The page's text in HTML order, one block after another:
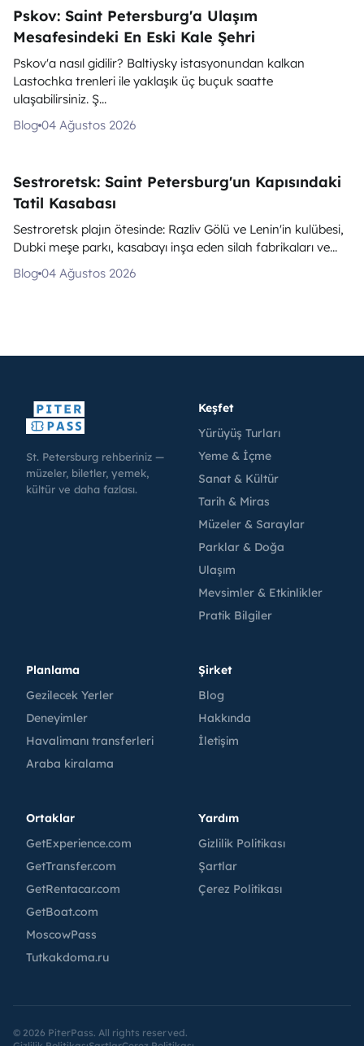
Pskov: Saint Petersburg'a Ulaşım
Mesafesindeki En Eski Kale Şehri
Pskov'a nasıl gidilir? Baltiysky istasyonundan kalkan
Lastochka trenleri ile yaklaşık üç buçuk saatte
ulaşabilirsiniz. Ş...
Blog 04 Ağustos 2026
Sestroretsk: Saint Petersburg'un Kapısındaki
Tatil Kasabası
Sestroretsk plajın ötesinde: Razliv Gölü ve Lenin'in kulübesi,
Dubki meşe parkı, kasabayı inşa eden silah fabrikaları ve...
Blog 04 Ağustos 2026
St. Petersburg rehberiniz —
müzeler, biletler, yemek,
kültür ve daha fazlası.
Keşfet
Yürüyüş Turları
Yeme & İçme
Sanat & Kültür
Tarih & Miras
Müzeler & Saraylar
Parklar & Doğa
Ulaşım
Mevsimler & Etkinlikler
Pratik Bilgiler
Planlama
Gezilecek Yerler
Deneyimler
Havalimanı transferleri
Araba kiralama
Şirket
Blog
Hakkında
İletişim
Ortaklar
GetExperience.com
GetTransfer.com
GetRentacar.com
GetBoat.com
MoscowPass
Tutkakdoma.ru
Yardım
Gizlilik Politikası
Şartlar
Çerez Politikası
© 2026 PiterPass. All rights reserved.